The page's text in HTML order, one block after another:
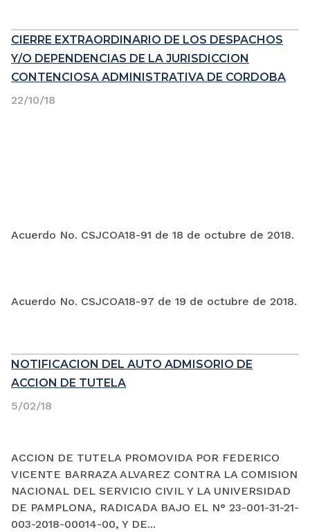
CIERRE EXTRAORDINARIO DE LOS DESPACHOS
Y/O DEPENDENCIAS DE LA JURISDICCION
CONTENCIOSA ADMINISTRATIVA DE CORDOBA
Acuerdo No. CSJCOA18-91 de 18 de octubre de 2018.
Acuerdo No. CSJCOA18-97 de 19 de octubre de 2018.
22/10/18
NOTIFICACION DEL AUTO ADMISORIO DE
ACCION DE TUTELA
ACCION DE TUTELA PROMOVIDA POR FEDERICO
VICENTE BARRAZA ALVAREZ CONTRA LA COMISION
NACIONAL DEL SERVICIO CIVIL Y LA UNIVERSIDAD
DE PAMPLONA, RADICADA BAJO EL N° 23-001-31-21-
003-2018-00014-00, Y DE...
5/02/18